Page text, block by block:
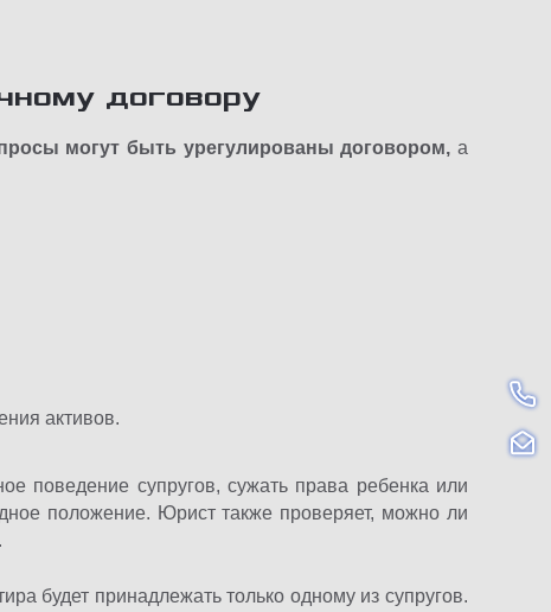
договору
могут быть урегулированы договором, а
активов.
поведение супругов, сужать права ребенка или
положение. Юрист также проверяет, можно ли
будет принадлежать только одному из супругов.